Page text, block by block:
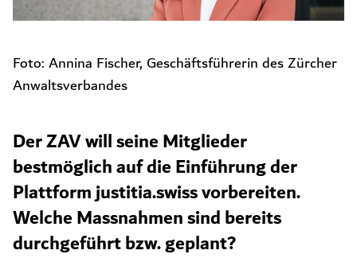
Foto: Annina Fischer, Geschäftsführerin des Zürcher
Anwaltsverbandes
Der ZAV will seine Mitglieder
bestmöglich auf die Einführung der
Plattform justitia.swiss vorbereiten.
Welche Massnahmen sind bereits
durchgeführt bzw. geplant?